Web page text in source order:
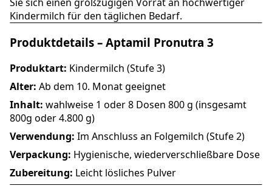
Sie sich einen großzügigen Vorrat an hochwertiger
Kindermilch für den täglichen Bedarf.
Produktdetails – Aptamil Pronutra 3
Produktart: Kindermilch (Stufe 3)
Alter: Ab dem 10. Monat geeignet
Inhalt: wahlweise 1 oder 8 Dosen 800 g (insgesamt
800g oder 4.800 g)
Verwendung: Im Anschluss an Folgemilch (Stufe 2)
Verpackung: Hygienische, wiederverschließbare Dose
Zubereitung: Leicht lösliches Pulver